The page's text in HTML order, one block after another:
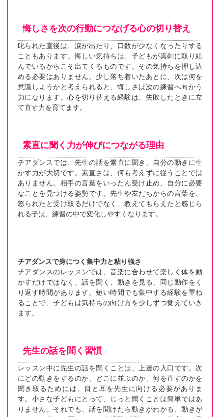
悔しさを次の行動につなげる心の切り替え
叱られた直後は、涙が出たり、口数が少なくなったりする
こともあります。悔しい気持ちは、子どもが真剣に取り組
んでいるからこそ出てくるものです。その気持ちを押し込
める必要はありません。少し落ち着いたあとに、次は何を
意識しようかと考えられると、悔しさは次の練習へ向かう
力になります。心を切り替える経験は、失敗したときに立
て直す力を育てます。
素直に聞く力が伸びにつながる理由
チアダンスでは、先生の話を素直に聞き、自分の動きに生
かす力が大切です。素直さは、何も考えずに従うことでは
ありません。相手の言葉をいったん受け止め、自分に必要
なことを見つける姿勢です。先生や友だちからの言葉を、
怒られたと受け取るだけでなく、教えてもらえたと感じら
れる子は、練習の中で変化しやすくなります。
チアダンスで身につく集中力と粘り強さ
チアダンスのレッスンでは、音楽に合わせて楽しく体を動
かすだけではなく、話を聞く、動きを見る、同じ動作をく
り返す時間があります。短い時間でも集中する経験を重ね
ることで、子どもは気持ちの向け方を少しずつ覚えていき
ます。
先生の話を聞く習慣
レッスン中に先生の話を聞くことは、上達の入口です。次
にどの動きをするのか、どこに並ぶのか、何を直すのかを
聞き取るためには、目と耳を先生に向ける必要がありま
す。小さな子どもにとって、じっと聞くことは簡単ではあ
りません。それでも、話を聞けたら動きがわかる、動きが